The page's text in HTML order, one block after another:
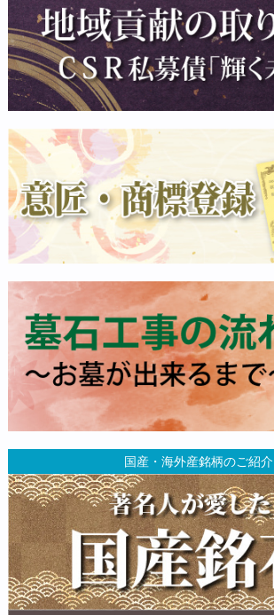
国産・海外産銘柄のご紹介